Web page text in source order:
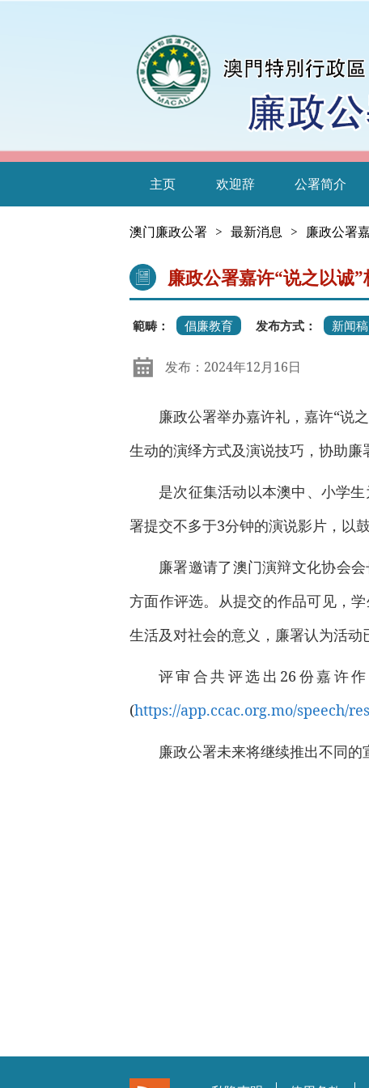
主页 欢迎辞 公署简介
澳门廉政公署 > 最新消息 > 廉政公署
廉政公署嘉许“说之以诚
範畴： 倡廉教育 发布方式： 新闻稿
发布：2024年12月16日
廉政公署举办嘉许礼，嘉许“说
生动的演绎方式及演说技巧，协助廉
是次征集活动以本澳中、小学
署提交不多于3分钟的演说影片，以
廉署邀请了澳门演辩文化协会
方面作评选。从提交的作品可见，
生活及对社会的意义，廉署认为活动
评审合共评选出26份嘉许
(https://app.ccac.org.mo/speech/
廉政公署未来将继续推出不同的